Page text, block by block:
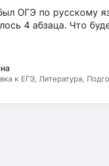
ОГЭ по русскому
4 абзаца. Что
к ЕГЭ, Литература,